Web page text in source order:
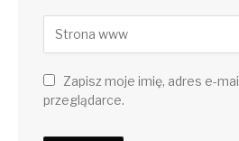
Zapisz moje imię, adres e-
przeglądarce.